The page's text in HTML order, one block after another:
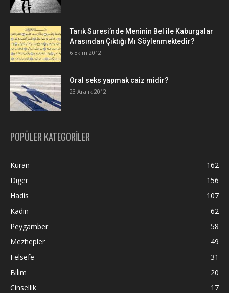
Tarık Suresi’nde Meninin Bel ile Kaburgalar
Arasından Çıktığı Mı Söylenmektedir?
6 Ekim 2012
Oral seks yapmak caiz midir?
23 Aralık 2012
POPÜLER KATEGORİLER
Kuran
162
Diger
156
Hadis
107
Kadın
62
Peygamber
58
Mezhepler
49
Felsefe
31
Bilim
20
Cinsellik
17